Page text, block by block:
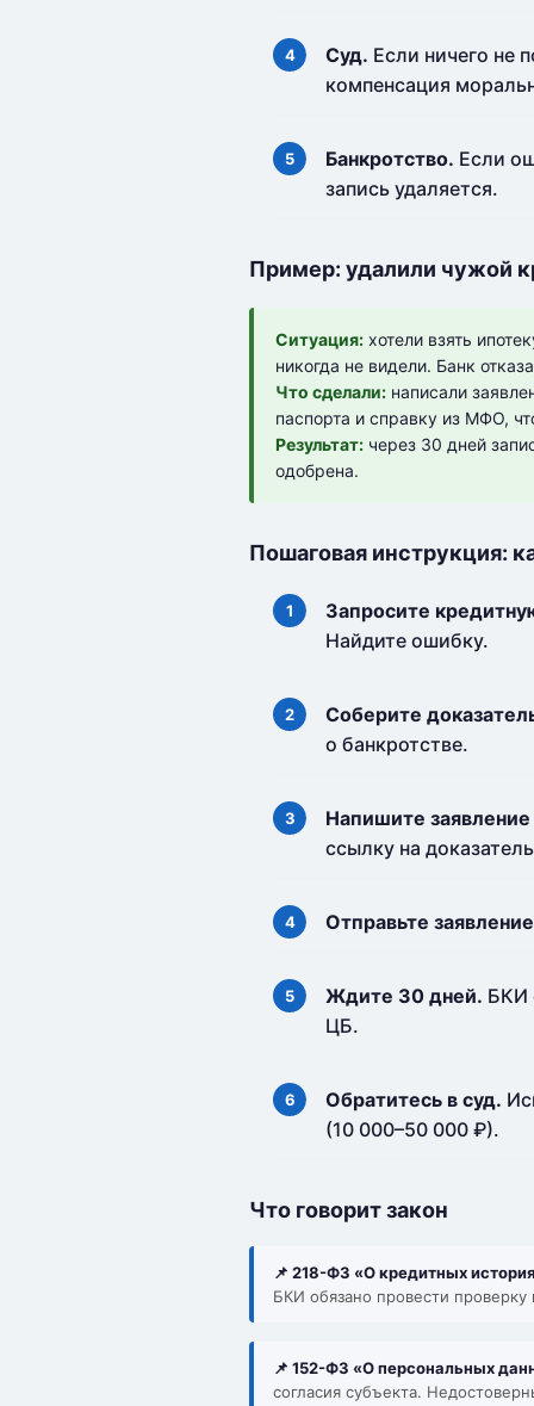
Суд. Если ничего не
компенсация
Банкротство. Если
запись удаляется.
Пример: удалили чужой
Ситуация: хотели взять
никогда не видели. Банк
Что сделали: написали
паспорта и справку из МФО,
Результат: через 30 дней
одобрена.
Пошаговая инструкция:
Запросите
Найдите ошибку.
Соберите
о банкротстве.
Напишите
ссылку на
Отправьте
Ждите 30 дней. БКИ
ЦБ.
Обратитесь в суд.
(10 000–50 000 ₽).
Что говорит закон
📌 218-ФЗ «О кредитных
БКИ обязано провести
📌 152-ФЗ «О персональных
согласия субъекта.